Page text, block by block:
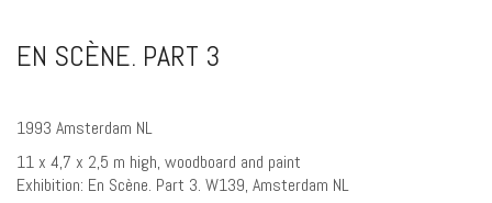
EN SCÈNE. PART 3
1993 Amsterdam NL
11 x 4,7 x 2,5 m high, woodboard and paint
Exhibition: En Scène. Part 3. W139, Amsterdam NL